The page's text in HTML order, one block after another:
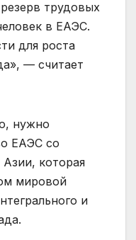
трудовых
в ЕАЭС.
для роста
— считает
нужно
ЕАЭС со
которая
мировой
и